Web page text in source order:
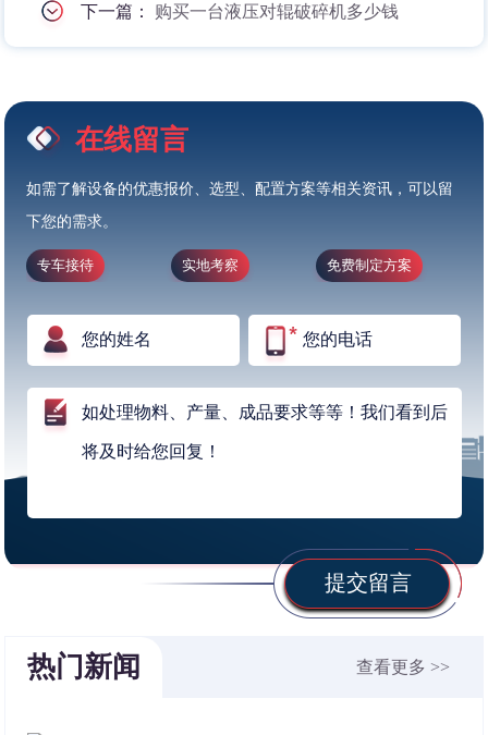
下一篇： 购买一台液压对辊破碎机多少钱
在线留言
如需了解设备的优惠报价、选型、配置方案等相关资讯，可以留
下您的需求。
专车接待 实地考察 免费制定方案
提交留言
热门新闻 查看更多 >>